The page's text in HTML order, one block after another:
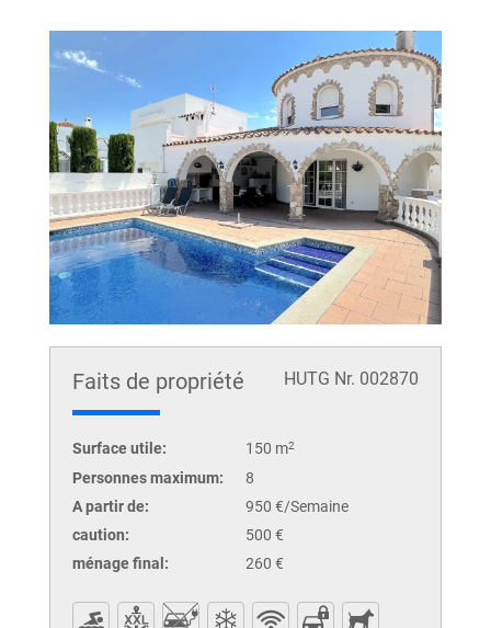
Faits de propriété HUTG Nr. 002870
Surface utile: 150 m2
Personnes maximum:
8
A partir de:
950 €/Semaine
caution:
500 €
ménage final:
260 €